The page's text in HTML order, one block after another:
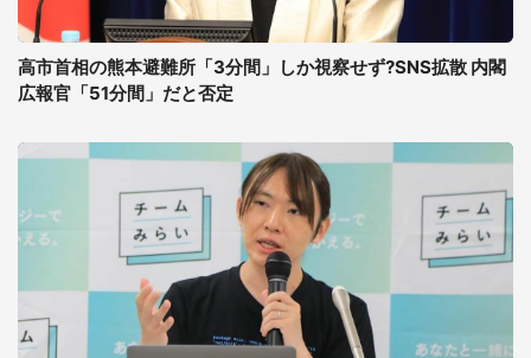
高市首相の熊本避難所「3分間」しか視察せず?SNS拡散 内閣
広報官「51分間」だと否定